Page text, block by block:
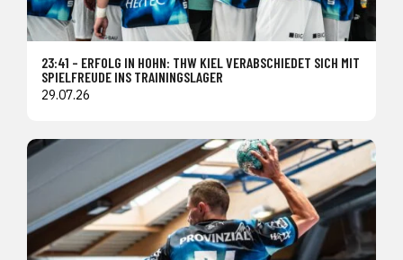
23:41 – ERFOLG IN HOHN: THW KIEL VERABSCHIEDET SICH MIT
SPIELFREUDE INS TRAININGSLAGER
29.07.26